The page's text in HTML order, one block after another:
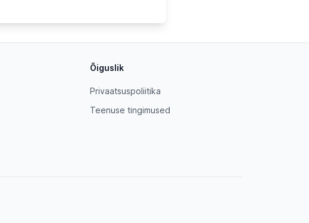
Õiguslik
Privaatsuspoliitika
Teenuse tingimused